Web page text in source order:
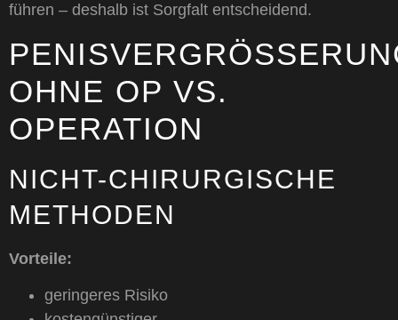
führen – deshalb ist Sorgfalt entscheidend.
PENISVERGRÖSSERUNG
HNE OP VS. O
PERATION
NICHT-CHIRURGISCHE
METHODEN
Vorteile:
geringeres Risiko